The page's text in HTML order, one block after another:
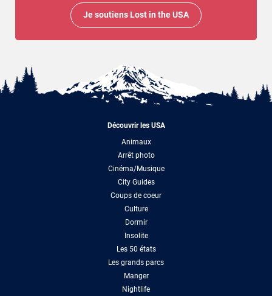
Je soutiens Lost in the USA
Découvrir les USA
Animaux
Arrêt photo
Cinéma/Musique
City Guides
Coups de coeur
Culture
Dormir
Insolite
Les 50 états
Les grands parcs
Manger
Nightlife